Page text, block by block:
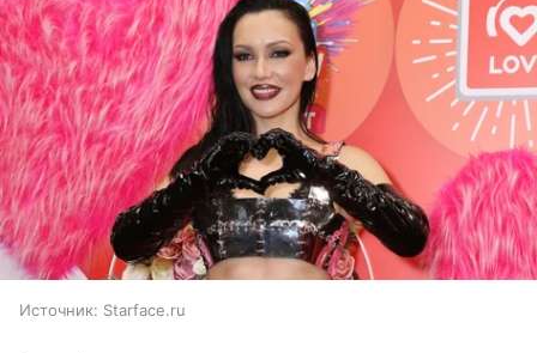
Источник: Starface.ru